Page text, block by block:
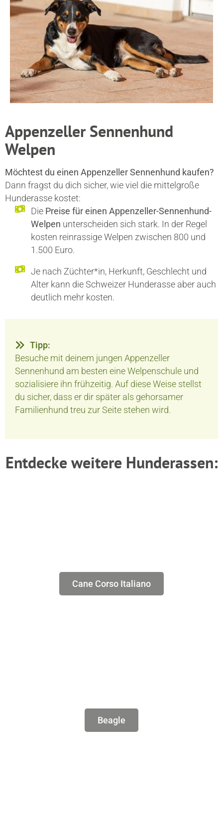
Appenzeller Sennenhund
Welpen
Möchtest du einen Appenzeller Sennenhund kaufen?
Dann fragst du dich sicher, wie viel die mittelgroße
Hunderasse kostet:
Die Preise für einen Appenzeller-Sennenhund-
Welpen unterscheiden sich stark. In der Regel
kosten reinrassige Welpen zwischen 800 und
1.500 Euro.
Je nach Züchter*in, Herkunft, Geschlecht und
Alter kann die Schweizer Hunderasse aber auch
deutlich mehr kosten.
Tipp:
Besuche mit deinem jungen Appenzeller
Sennenhund am besten eine Welpenschule und
sozialisiere ihn frühzeitig. Auf diese Weise stellst
du sicher, dass er dir später als gehorsamer
Familienhund treu zur Seite stehen wird.
Entdecke weitere Hunderassen:
Cane Corso Italiano
Beagle